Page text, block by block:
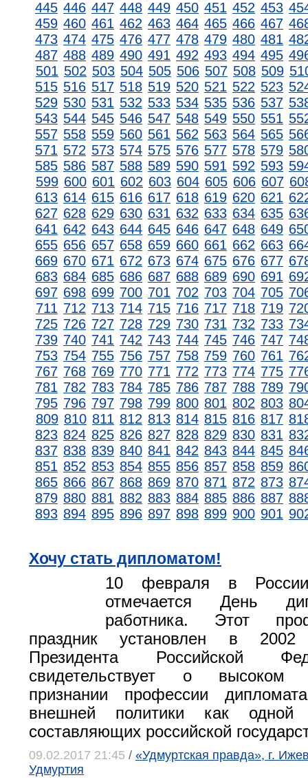
445 446 447 448 449 450 451 452 453
459 460 461 462 463 464 465 466 467
473 474 475 476 477 478 479 480 481
487 488 489 490 491 492 493 494 495
501 502 503 504 505 506 507 508 509
515 516 517 518 519 520 521 522 523
529 530 531 532 533 534 535 536 537
543 544 545 546 547 548 549 550 551
557 558 559 560 561 562 563 564 565
571 572 573 574 575 576 577 578 579
585 586 587 588 589 590 591 592 593
599 600 601 602 603 604 605 606 607
613 614 615 616 617 618 619 620 621
627 628 629 630 631 632 633 634 635
641 642 643 644 645 646 647 648 649
655 656 657 658 659 660 661 662 663
669 670 671 672 673 674 675 676 677
683 684 685 686 687 688 689 690 691
697 698 699 700 701 702 703 704 705
711 712 713 714 715 716 717 718 719
725 726 727 728 729 730 731 732 733
739 740 741 742 743 744 745 746 747
753 754 755 756 757 758 759 760 761
767 768 769 770 771 772 773 774 775
781 782 783 784 785 786 787 788 789
795 796 797 798 799 800 801 802 803
809 810 811 812 813 814 815 816 817
823 824 825 826 827 828 829 830 831
837 838 839 840 841 842 843 844 845
851 852 853 854 855 856 857 858 859
865 866 867 868 869 870 871 872 873
879 880 881 882 883 884 885 886 887
893 894 895 896 897 898 899 900 901
Хочу стать дипломатом!
10 февраля в России
отмечается День
работника. Этот
праздник установлен в
Президента Российской
свидетельствует о высоком
признании профессии
внешней политики как
составляющих российской
09.02.2017 21:45 / «Удмуртская правда», г.
Удмуртия